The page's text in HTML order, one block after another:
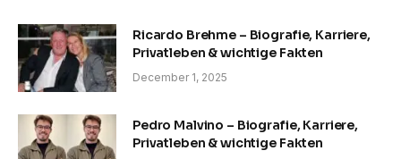
Ricardo Brehme – Biografie, Karriere,
Privatleben & wichtige Fakten
December 1, 2025
Pedro Malvino – Biografie, Karriere,
Privatleben & wichtige Fakten